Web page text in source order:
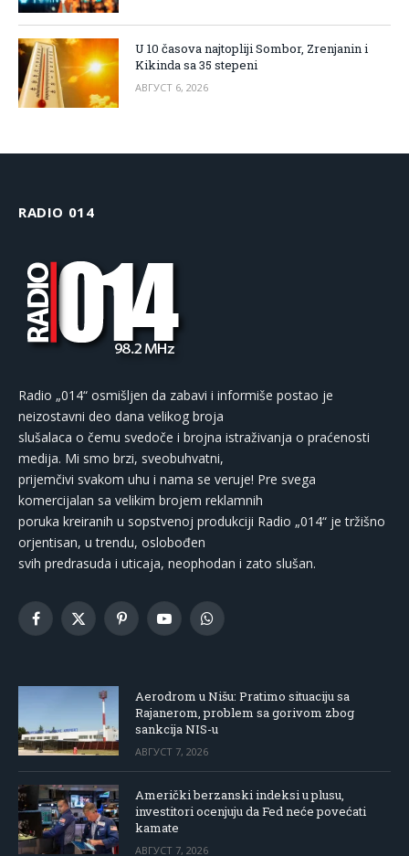
U 10 časova najtopliji Sombor, Zrenjanin i
Kikinda sa 35 stepeni
АВГУСТ 6, 2026
RADIO 014
Radio „014“ osmišljen da zabavi i informiše postao je
neizostavni deo dana velikog broja
slušalaca o čemu svedoče i brojna istraživanja o praćenosti
medija. Mi smo brzi, sveobuhvatni,
prijemčivi svakom uhu i nama se veruje! Pre svega
komercijalan sa velikim brojem reklamnih
poruka kreiranih u sopstvenoj produkciji Radio „014“ je tržišno
orjentisan, u trendu, oslobođen
svih predrasuda i uticaja, neophodan i zato slušan.
Facebook
X
PinterestYouTubeWhatsApp
Aerodrom u Nišu: Pratimo situaciju sa
Rajanerom, problem sa gorivom zbog
sankcija NIS-u
АВГУСТ 7, 2026
Američki berzanski indeksi u plusu,
investitori ocenjuju da Fed neće povećati
kamate
АВГУСТ 7, 2026